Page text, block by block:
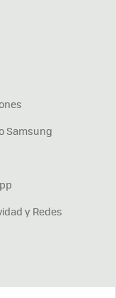
Samsung
y Redes